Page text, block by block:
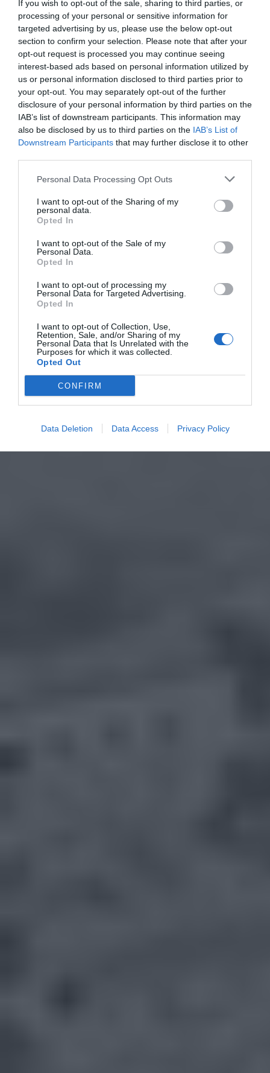
If you wish to opt-out of the sale, sharing to third parties, or
processing of your personal or sensitive information for
targeted advertising by us, please use the below opt-out
section to confirm your selection. Please note that after your
opt-out request is processed you may continue seeing
interest-based ads based on personal information utilized by
us or personal information disclosed to third parties prior to
your opt-out. You may separately opt-out of the further
disclosure of your personal information by third parties on the
IAB’s list of downstream participants. This information may
also be disclosed by us to third parties on the IAB’s List of
Downstream Participants that may further disclose it to other
Personal Data Processing Opt Outs
I want to opt-out of the Sharing of my
personal data.
Opted In
I want to opt-out of the Sale of my
Personal Data.
Opted In
I want to opt-out of processing my
Personal Data for Targeted Advertising.
Opted In
I want to opt-out of Collection, Use,
Retention, Sale, and/or Sharing of my
Personal Data that Is Unrelated with the
Purposes for which it was collected.
Opted Out
CONFIRM
Data Deletion Data Access Privacy Policy